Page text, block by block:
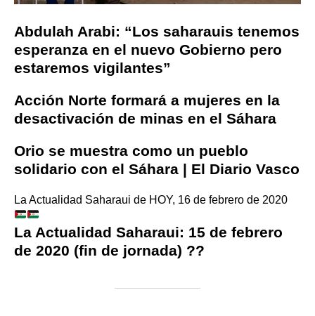
Abdulah Arabi: “Los saharauis tenemos
esperanza en el nuevo Gobierno pero
estaremos vigilantes”
Acción Norte formará a mujeres en la
desactivación de minas en el Sáhara
Orio se muestra como un pueblo
solidario con el Sáhara | El Diario Vasco
La Actualidad Saharaui de HOY, 16 de febrero de 2020
La Actualidad Saharaui: 15 de febrero
de 2020 (fin de jornada) ??